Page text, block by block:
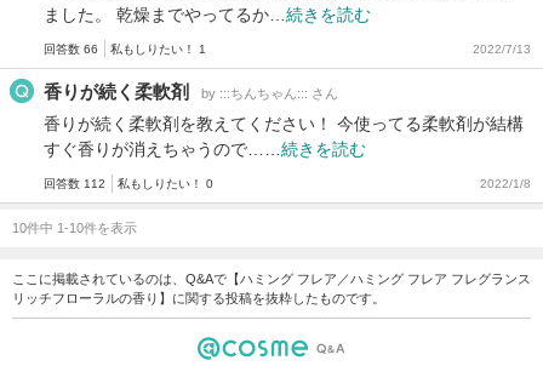
ました。 乾燥までやってるか… 続きを読む
回答数 66 私もしりたい！ 1 2022/7/13
香りが続く柔軟剤 by :::ちんちゃん::: さん
香りが続く柔軟剤を教えてください！ 今使ってる柔軟剤が結構
すぐ香りが消えちゃうので…… 続きを読む
回答数 112 私もしりたい！ 0 2022/1/8
10件中 1-10件を表示
ここに掲載されているのは、Q&Aで【ハミング フレア／ハミング フレア フレグランス
リッチフローラルの香り】に関する投稿を抜粋したものです。